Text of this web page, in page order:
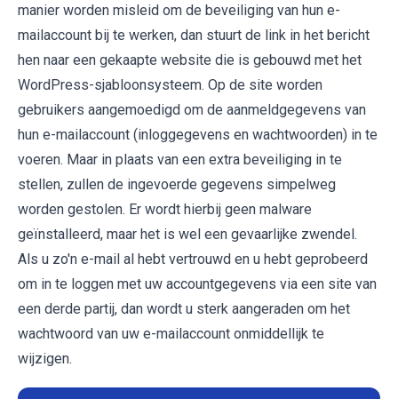
manier worden misleid om de beveiliging van hun e-
mailaccount bij te werken, dan stuurt de link in het bericht
hen naar een gekaapte website die is gebouwd met het
WordPress-sjabloonsysteem. Op de site worden
gebruikers aangemoedigd om de aanmeldgegevens van
hun e-mailaccount (inloggegevens en wachtwoorden) in te
voeren. Maar in plaats van een extra beveiliging in te
stellen, zullen de ingevoerde gegevens simpelweg
worden gestolen. Er wordt hierbij geen malware
geïnstalleerd, maar het is wel een gevaarlijke zwendel.
Als u zo'n e-mail al hebt vertrouwd en u hebt geprobeerd
om in te loggen met uw accountgegevens via een site van
een derde partij, dan wordt u sterk aangeraden om het
wachtwoord van uw e-mailaccount onmiddellijk te
wijzigen.